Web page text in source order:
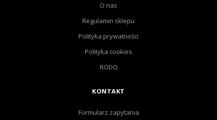
O nas
Regulamin sklepu
Polityka prywatności
Polityka cookies
RODO
KONTAKT
Formularz zapytania